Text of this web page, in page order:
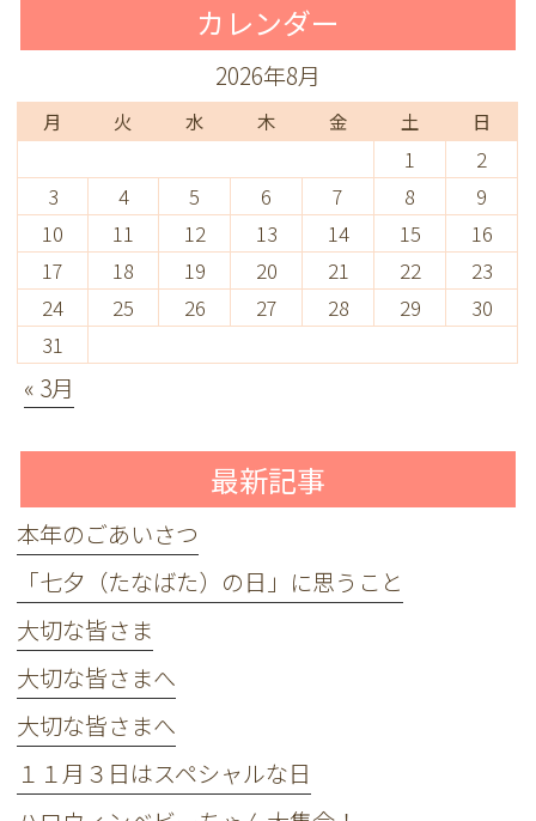
カレンダー
2026年8月
月 火 水 木 金 土 日
1
2
3
4 5 6 7 8
9
10
11 12 13 14 15
16
17
18 19 20 21 22
23
24
25 26 27 28 29
30
31
« 3月
最新記事
本年のごあいさつ
「七夕（たなばた）の日」に思うこと
大切な皆さま
大切な皆さまへ
大切な皆さまへ
１１月３日はスペシャルな日